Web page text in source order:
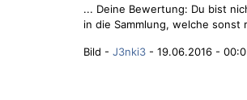
... Deine Bewertung: Du bist
in die Sammlung, welche sonst
Bild - J3nki3 - 19.06.2016 -